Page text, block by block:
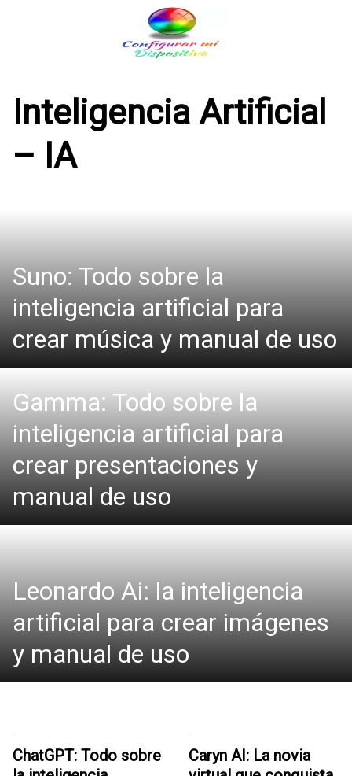
Inteligencia Artificial
– IA
Suno: Todo sobre la
inteligencia artificial para
crear música y manual de uso
Gamma: Todo sobre la
inteligencia artificial para
crear presentaciones y
manual de uso
Leonardo Ai: la inteligencia
artificial para crear imágenes
y manual de uso
ChatGPT: Todo sobre
Caryn AI: La novia